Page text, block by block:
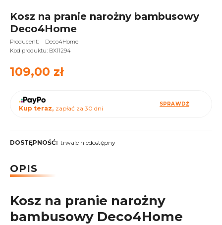
Kosz na pranie narożny bambusowy
Deco4Home
Producent:
Deco4Home
Kod produktu: BX11294
109,00 zł
Kup teraz, zapłać za 30 dni
SPRAWDŹ
DOSTĘPNOŚĆ: trwale niedostępny
OPIS
Kosz na pranie narożny
bambusowy Deco4Home